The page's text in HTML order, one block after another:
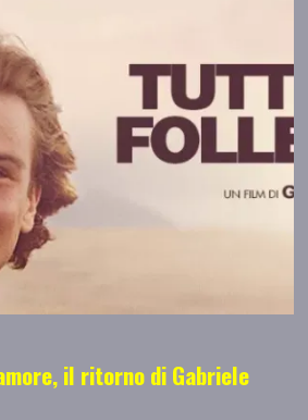
il ritorno di Gabriele